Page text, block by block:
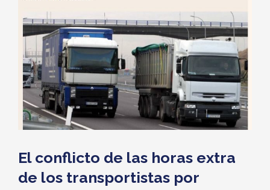
El conflicto de las horas extra
de los transportistas por